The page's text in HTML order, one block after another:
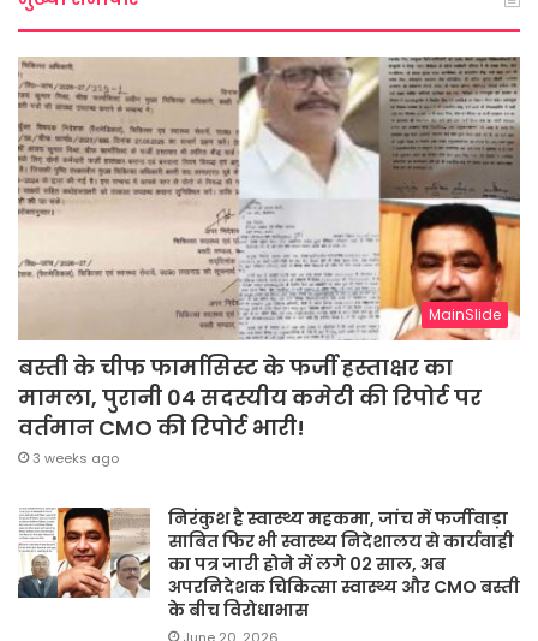
MainSlide
बस्ती के चीफ फार्मासिस्ट के फर्जी हस्ताक्षर का
मामला, पुरानी 04 सदस्यीय कमेटी की रिपोर्ट पर
वर्तमान CMO की रिपोर्ट भारी!
3 weeks ago
निरंकुश है स्वास्थ्य महकमा, जांच में फर्जीवाड़ा
साबित फिर भी स्वास्थ्य निदेशालय से कार्यवाही
का पत्र जारी होने में लगे 02 साल, अब
अपरनिदेशक चिकित्सा स्वास्थ्य और CMO बस्ती
के बीच विरोधाभास
June 20, 2026